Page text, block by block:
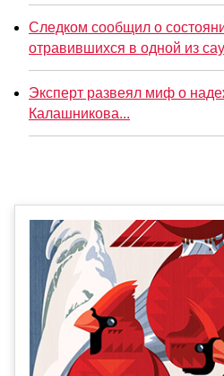
Следком сообщил о
отравившихся в одной из
Эксперт развеял миф о
Калашникова...